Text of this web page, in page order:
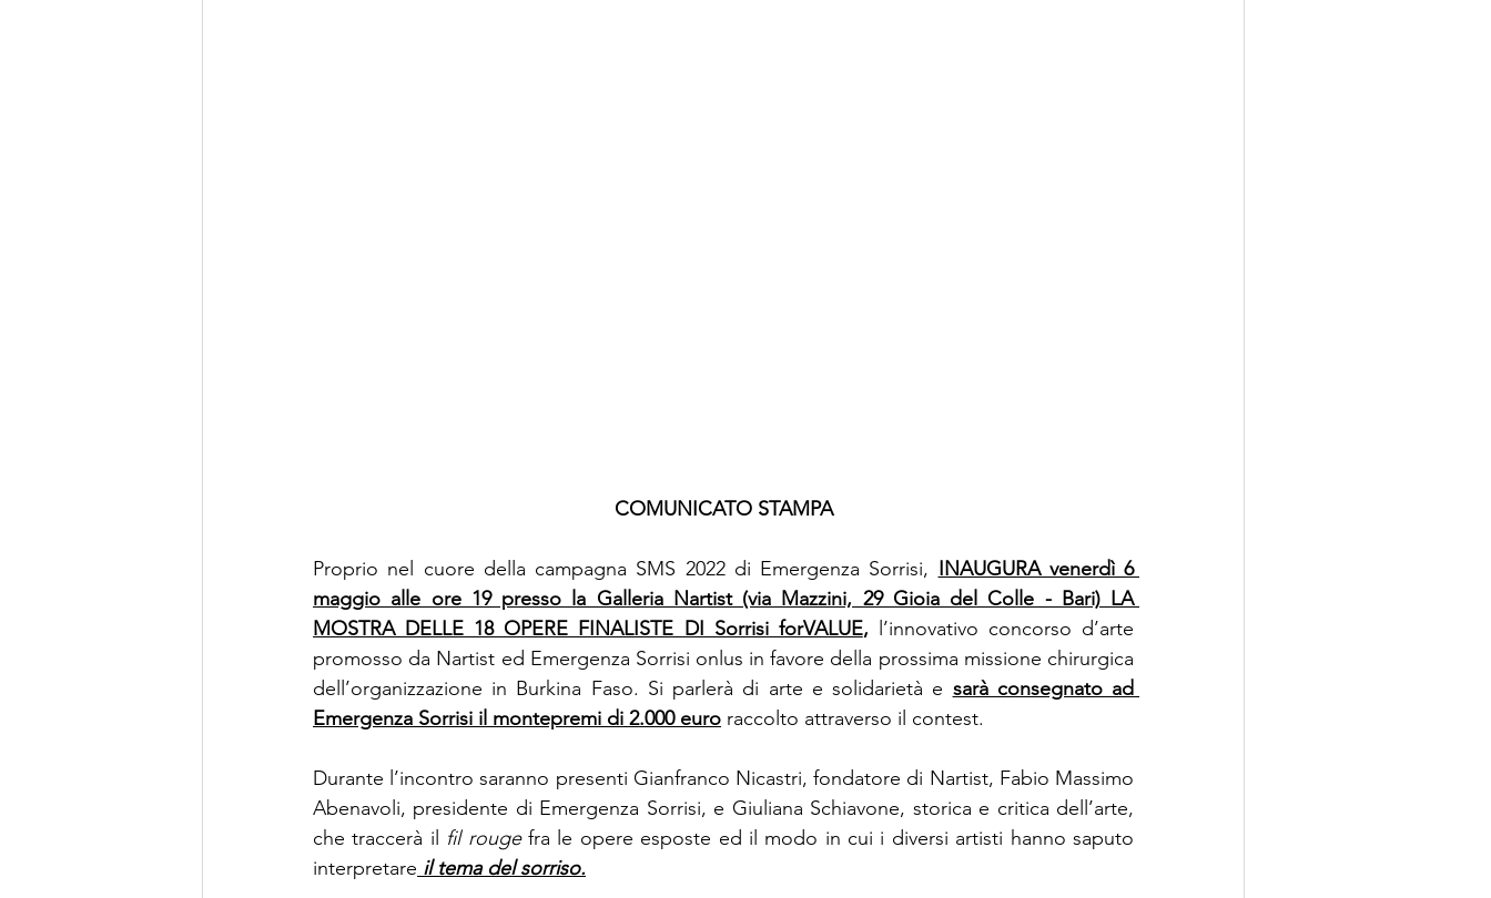
COMUNICATO STAMPA
Proprio nel cuore della campagna SMS 2022 di Emergenza Sorrisi, INAUGURA venerdì 6
maggio alle ore 19 presso la Galleria Nartist (via Mazzini, 29 Gioia del Colle - Bari) LA
MOSTRA DELLE 18 OPERE FINALISTE DI Sorrisi forVALUE,
l’innovativo concorso d’arte
promosso da Nartist ed Emergenza Sorrisi onlus in favore della prossima missione chirurgica
dell’organizzazione in Burkina Faso. Si parlerà di arte e solidarietà e sarà consegnato ad
Emergenza Sorrisi il montepremi di 2.000 euro raccolto attraverso il contest.
Durante l’incontro saranno presenti Gianfranco Nicastri, fondatore di Nartist, Fabio Massimo
Abenavoli, presidente di Emergenza Sorrisi, e Giuliana Schiavone, storica e critica dell’arte,
che traccerà il fil rouge fra le opere esposte ed il modo in cui i diversi artisti hanno saputo
interpretare il tema del sorriso.